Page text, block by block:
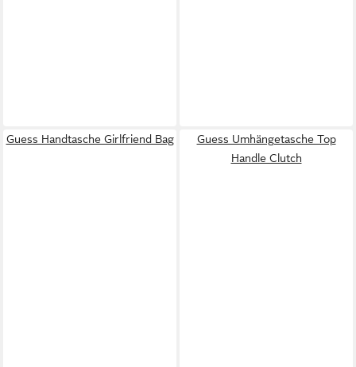
Guess Handtasche Girlfriend Bag
Guess Umhängetasche Top
Handle Clutch